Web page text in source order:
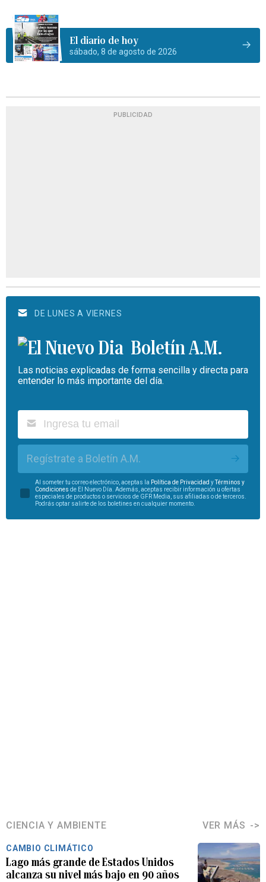
El diario de hoy
sábado, 8 de agosto de 2026
PUBLICIDAD
DE LUNES A VIERNES
Boletín A.M.
Las noticias explicadas de forma sencilla y directa para
entender lo más importante del día.
Regístrate a Boletín A.M.
Al someter tu correo electrónico, aceptas la Política de Privacidad yTérminos y
Condiciones de El Nuevo Día. Además, aceptas recibir información u ofertas
especiales de productos o servicios de GFR Media, sus afiliadas o de terceros.
Podrás optar salirte de los boletines en cualquier momento.
CIENCIA Y AMBIENTE VER MÁS
CAMBIO CLIMÁTICO
Lago más grande de Estados Unidos
alcanza su nivel más bajo en 90 años